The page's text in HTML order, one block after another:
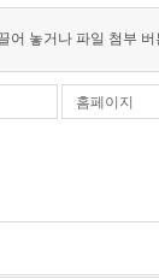
어 놓거나 파일 첨부
홈페이지